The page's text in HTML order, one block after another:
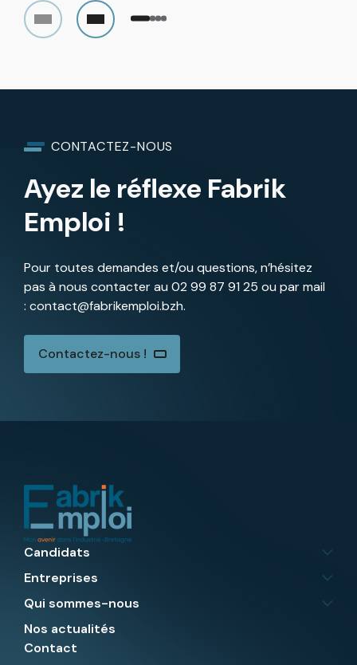
CONTACTEZ-NOUS
Ayez le réflexe Fabrik
Emploi !
Pour toutes demandes et/ou questions, n’hésitez
pas à nous contacter au 02 99 87 91 25 ou par mail
: contact@fabrikemploi.bzh.
Contactez-nous !
Candidats
Entreprises
Qui sommes-nous
Nos actualités
Contact